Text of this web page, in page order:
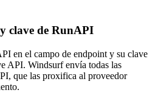
clave de RunAPI
en el campo de endpoint y su clave
API. Windsurf envía todas las
que las proxifica al proveedor